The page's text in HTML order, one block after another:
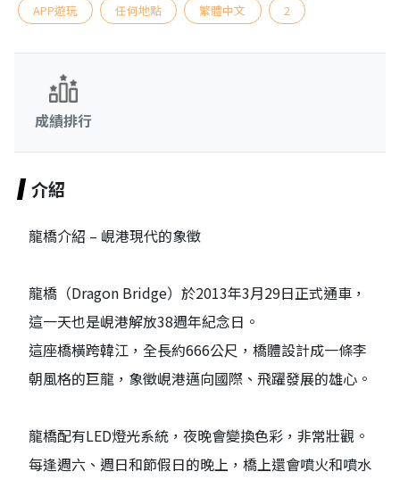
APP遊玩 任何地點 繁體中文 2
成績排行
介紹
龍橋介紹 – 峴港現代的象徵
龍橋（Dragon Bridge）於2013年3月29日正式通車，
這一天也是峴港解放38週年紀念日。
這座橋橫跨韓江，全長約666公尺，橋體設計成一條李
朝風格的巨龍，象徵峴港邁向國際、飛躍發展的雄心。
龍橋配有LED燈光系統，夜晚會變換色彩，非常壯觀。
每逢週六、週日和節假日的晚上，橋上還會噴火和噴水